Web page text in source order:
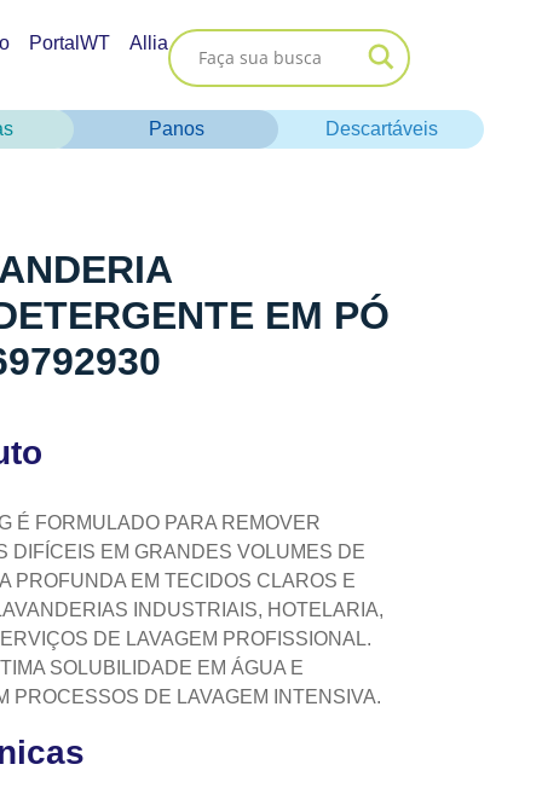
PortalWT Allia
Panos Descartáveis
EM PÓ
É FORMULADO PARA REMOVER
DIFÍCEIS EM GRANDES VOLUMES DE
PROFUNDA EM TECIDOS CLAROS E
INDUSTRIAIS, HOTELARIA,
DE LAVAGEM PROFISSIONAL.
SOLUBILIDADE EM ÁGUA E
PROCESSOS DE LAVAGEM INTENSIVA.